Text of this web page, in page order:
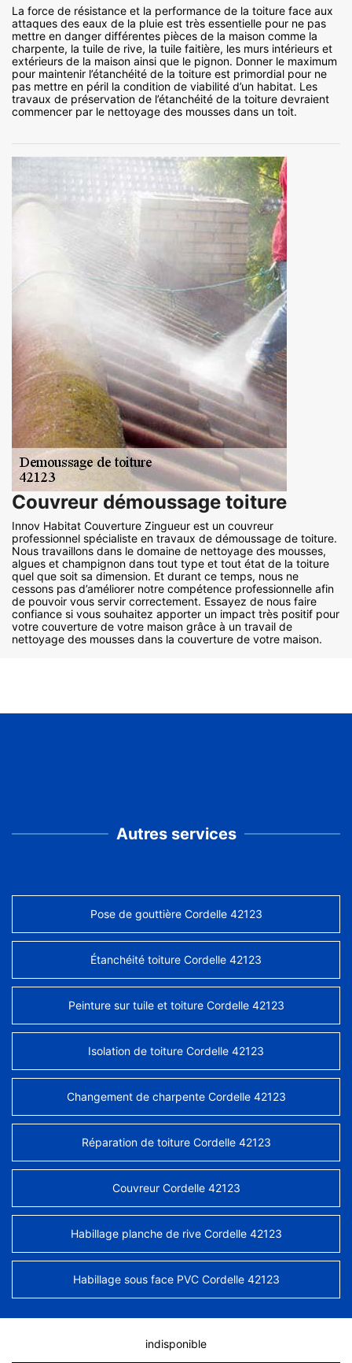
La force de résistance et la performance de la toiture face aux
attaques des eaux de la pluie est très essentielle pour ne pas
mettre en danger différentes pièces de la maison comme la
charpente, la tuile de rive, la tuile faitière, les murs intérieurs et
extérieurs de la maison ainsi que le pignon. Donner le maximum
pour maintenir l’étanchéité de la toiture est primordial pour ne
pas mettre en péril la condition de viabilité d’un habitat. Les
travaux de préservation de l’étanchéité de la toiture devraient
commencer par le nettoyage des mousses dans un toit.
Couvreur démoussage toiture
Innov Habitat Couverture Zingueur est un couvreur
professionnel spécialiste en travaux de démoussage de toiture.
Nous travaillons dans le domaine de nettoyage des mousses,
algues et champignon dans tout type et tout état de la toiture
quel que soit sa dimension. Et durant ce temps, nous ne
cessons pas d’améliorer notre compétence professionnelle afin
de pouvoir vous servir correctement. Essayez de nous faire
confiance si vous souhaitez apporter un impact très positif pour
votre couverture de votre maison grâce à un travail de
nettoyage des mousses dans la couverture de votre maison.
Autres services
Pose de gouttière Cordelle 42123
Étanchéité toiture Cordelle 42123
Peinture sur tuile et toiture Cordelle 42123
Isolation de toiture Cordelle 42123
Changement de charpente Cordelle 42123
Réparation de toiture Cordelle 42123
Couvreur Cordelle 42123
Habillage planche de rive Cordelle 42123
Habillage sous face PVC Cordelle 42123
indisponible